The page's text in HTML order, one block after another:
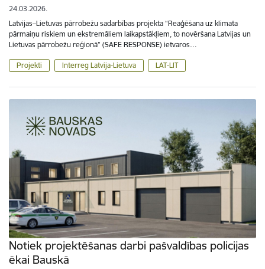
24.03.2026.
Latvijas–Lietuvas pārrobežu sadarbības projekta “Reaģēšana uz klimata
pārmaiņu riskiem un ekstremāliem laikapstākļiem, to novēršana Latvijas un
Lietuvas pārrobežu reģionā” (SAFE RESPONSE) ietvaros…
Projekti Interreg Latvija-Lietuva LAT-LIT
Notiek projektēšanas darbi pašvaldības policijas
ēkai Bauskā